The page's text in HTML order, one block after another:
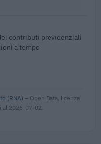
contributi previdenziali
a tempo
(RNA) – Open Data, licenza
al 2026-07-02.